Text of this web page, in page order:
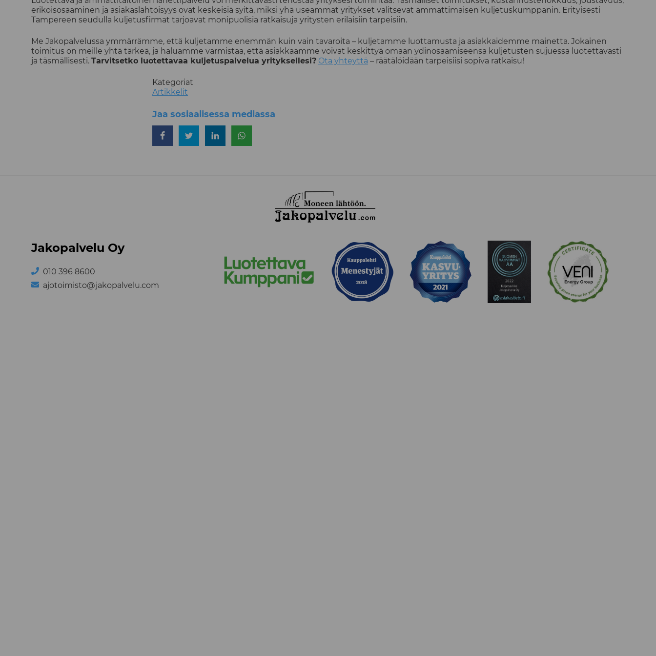
erikoisosaaminen ja asiakaslähtöisyys ovat keskeisiä syitä, miksi yhä useammat yritykset valitsevat ammattimaisen kuljetuskumppanin. Erityisesti
Tampereen seudulla kuljetusfirmat tarjoavat monipuolisia ratkaisuja yritysten erilaisiin tarpeisiin.
Me Jakopalvelussa ymmärrämme, että kuljetamme enemmän kuin vain tavaroita – kuljetamme luottamusta ja asiakkaidemme mainetta. Jokainen
toimitus on meille yhtä tärkeä, ja haluamme varmistaa, että asiakkaamme voivat keskittyä omaan ydinosaamiseensa kuljetusten sujuessa luotettavasti
ja täsmällisesti. Tarvitsetko luotettavaa kuljetuspalvelua yrityksellesi? Ota yhteyttä – räätälöidään tarpeisiisi sopiva ratkaisu!
Kategoriat
Artikkelit
Jaa sosiaalisessa mediassa
Jaa FacebookissaJaa TwitterissäJaa LinkedInissä
Jakopalvelu Oy
010 396 8600
ajotoimisto@jakopalvelu.com